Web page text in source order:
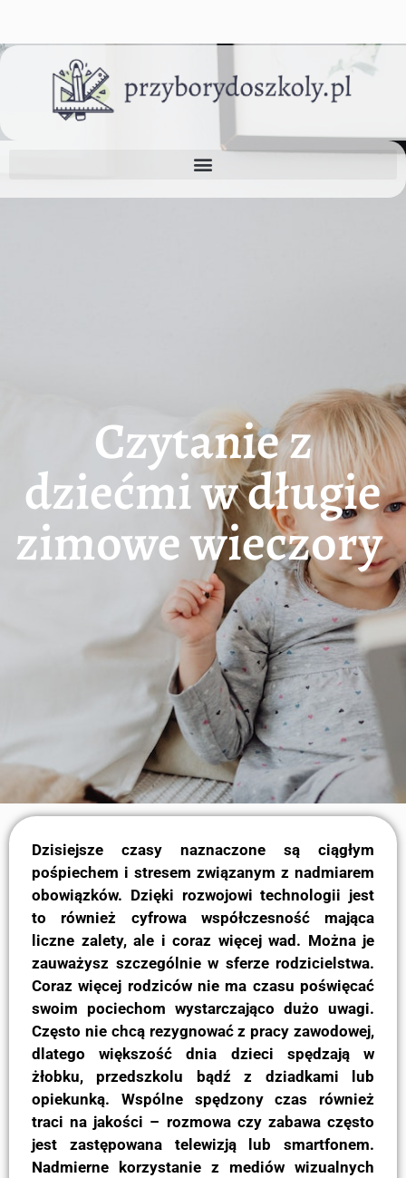
Czytanie z
dziećmi w długie
zimowe wieczory
Dzisiejsze czasy naznaczone są ciągłym
pośpiechem i stresem związanym z nadmiarem
obowiązków. Dzięki rozwojowi technologii jest
to również cyfrowa współczesność mająca
liczne zalety, ale i coraz więcej wad. Można je
zauważysz szczególnie w sferze rodzicielstwa.
Coraz więcej rodziców nie ma czasu poświęcać
swoim pociechom wystarczająco dużo uwagi.
Często nie chcą rezygnować z pracy zawodowej,
dlatego większość dnia dzieci spędzają w
żłobku, przedszkolu bądź z dziadkami lub
opiekunką. Wspólne spędzony czas również
traci na jakości – rozmowa czy zabawa często
jest zastępowana telewizją lub smartfonem.
Nadmierne korzystanie z mediów wizualnych